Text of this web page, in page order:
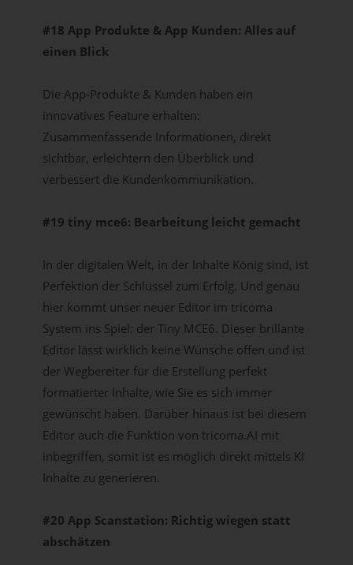
#18 App Produkte & App Kunden: Alles auf
einen Blick
Die App-Produkte & Kunden haben ein
innovatives Feature erhalten:
Zusammenfassende Informationen, direkt
sichtbar, erleichtern den Überblick und
verbessert die Kundenkommunikation.
#19 tiny mce6: Bearbeitung leicht gemacht
In der digitalen Welt, in der Inhalte König sind, ist
Perfektion der Schlüssel zum Erfolg. Und genau
hier kommt unser neuer Editor im tricoma
System ins Spiel: der Tiny MCE6. Dieser brillante
Editor lässt wirklich keine Wünsche offen und ist
der Wegbereiter für die Erstellung perfekt
formatierter Inhalte, wie Sie es sich immer
gewünscht haben. Darüber hinaus ist bei diesem
Editor auch die Funktion von tricoma.AI mit
inbegriffen, somit ist es möglich direkt mittels KI
Inhalte zu generieren.
#20 App Scanstation: Richtig wiegen statt
abschätzen